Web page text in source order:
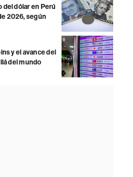
dólar en Perú
2026, según
y el avance del
del mundo